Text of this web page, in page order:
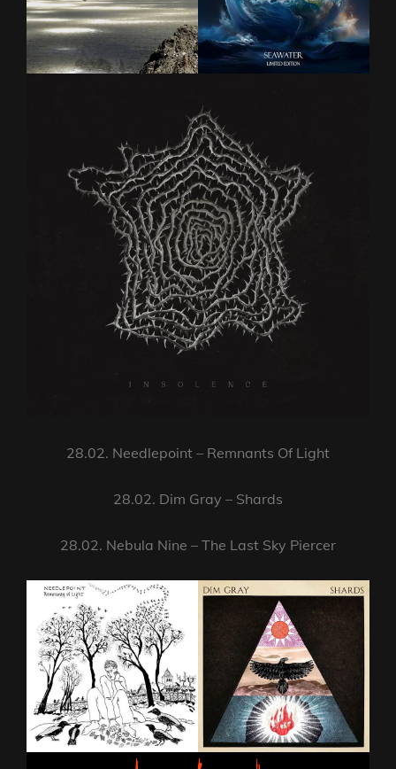
28.02. Needlepoint – Remnants Of Light
28.02. Dim Gray – Shards
28.02. Nebula Nine – The Last Sky Piercer